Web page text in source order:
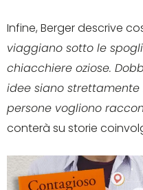
Infine, Berger descrive
viaggiano sotto le
chiacchiere oziose.
idee siano
persone vogliono
conterà su storie